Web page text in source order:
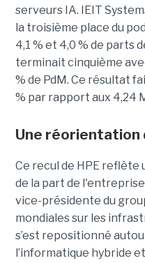
serveurs IA. IEIT
la troisième place du
4,1 % et 4,0 % de parts
terminait cinquième
% de PdM. Ce résultat
% par rapport aux 4,24
Une réorientation
Ce recul de HPE
de la part de
vice-présidente du
mondiales sur les
s’est repositionné
l’informatique hybride